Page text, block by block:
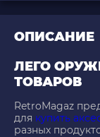
ОПИСАНИЕ
ЛЕГО
ТОВАРОВ
RetroMagaz
для купить
разных